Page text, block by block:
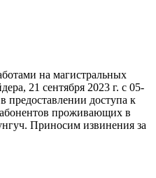
на магистральных
21 сентября 2023 г. с 05-
предоставлении доступа к
абонентов проживающих в
Приносим извинения за